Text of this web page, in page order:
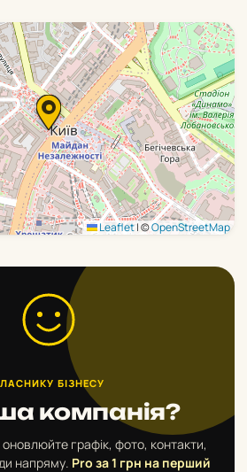
Leaflet|©OpenStreetMap
БІЗНЕСУ
компанія?
оновлюйте графік, фото, контакти,
напряму. Pro за 1 грн на перший